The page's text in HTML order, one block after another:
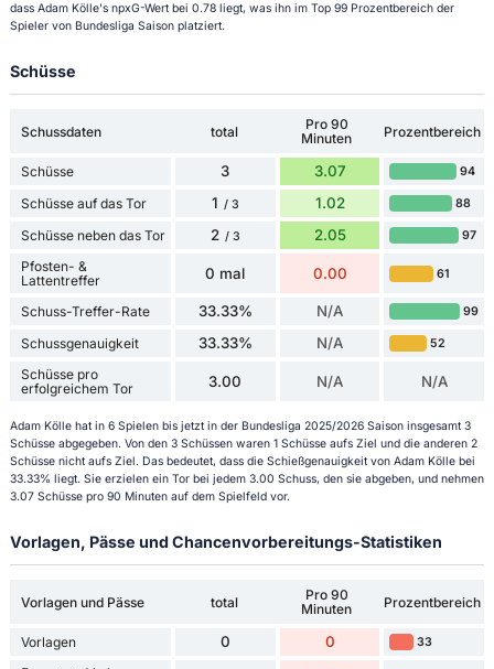
dass Adam Kölle's npxG-Wert bei 0.78 liegt, was ihn im Top 99 Prozentbereich der
Spieler von Bundesliga Saison platziert.
Schüsse
Schussdaten total
Pro 90
Minuten
Prozentbereich
Schüsse 3 3.07 94
Schüsse auf das Tor 1 / 3 1.02 88
Schüsse neben das Tor 2 / 3 2.05 97
Pfosten- &
Lattentreffer
0 mal 0.00 61
Schuss-Treffer-Rate 33.33% N/A 99
Schussgenauigkeit 33.33% N/A 52
Schüsse pro
erfolgreichem Tor
3.00 N/A N/A
Adam Kölle hat in 6 Spielen bis jetzt in der Bundesliga 2025/2026 Saison insgesamt 3
Schüsse abgegeben. Von den 3 Schüssen waren 1 Schüsse aufs Ziel und die anderen 2
Schüsse nicht aufs Ziel. Das bedeutet, dass die Schießgenauigkeit von Adam Kölle bei
33.33% liegt. Sie erzielen ein Tor bei jedem 3.00 Schuss, den sie abgeben, und nehmen
3.07 Schüsse pro 90 Minuten auf dem Spielfeld vor.
Vorlagen, Pässe und Chancenvorbereitungs-Statistiken
Vorlagen und Pässe total
Pro 90
Minuten
Prozentbereich
Vorlagen 0 0 33